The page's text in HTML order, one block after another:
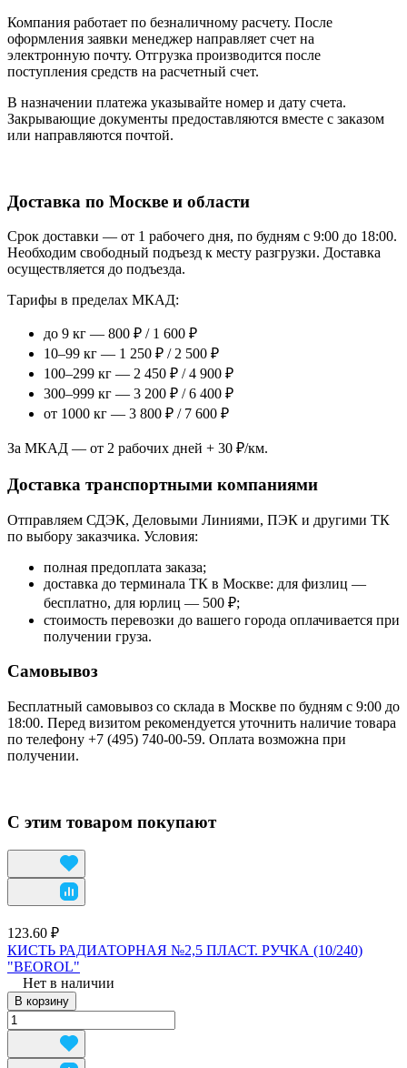
Компания работает по безналичному расчету. После
оформления заявки менеджер направляет счет на
электронную почту. Отгрузка производится после
поступления средств на расчетный счет.
В назначении платежа указывайте номер и дату счета.
Закрывающие документы предоставляются вместе с заказом
или направляются почтой.
Доставка по Москве и области
Срок доставки — от 1 рабочего дня, по будням с 9:00 до 18:00.
Необходим свободный подъезд к месту разгрузки. Доставка
осуществляется до подъезда.
Тарифы в пределах МКАД:
до 9 кг — 800 ₽ / 1 600 ₽
10–99 кг — 1 250 ₽ / 2 500 ₽
100–299 кг — 2 450 ₽ / 4 900 ₽
300–999 кг — 3 200 ₽ / 6 400 ₽
от 1000 кг — 3 800 ₽ / 7 600 ₽
За МКАД — от 2 рабочих дней + 30 ₽/км.
Доставка транспортными компаниями
Отправляем СДЭК, Деловыми Линиями, ПЭК и другими ТК
по выбору заказчика. Условия:
полная предоплата заказа;
доставка до терминала ТК в Москве: для физлиц —
бесплатно, для юрлиц — 500 ₽;
стоимость перевозки до вашего города оплачивается при
получении груза.
Самовывоз
Бесплатный самовывоз со склада в Москве по будням с 9:00 до
18:00. Перед визитом рекомендуется уточнить наличие товара
по телефону +7 (495) 740-00-59. Оплата возможна при
получении.
С этим товаром покупают
123.60 ₽
КИСТЬ РАДИАТОРНАЯ №2,5 ПЛАСТ. РУЧКА (10/240)
"BEOROL"
Нет в наличии
В корзину